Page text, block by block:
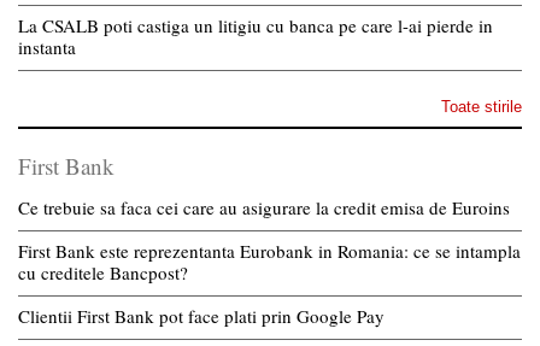
La CSALB poti castiga un litigiu cu banca pe care l-ai pierde in
instanta
Toate stirile
First Bank
Ce trebuie sa faca cei care au asigurare la credit emisa de Euroins
First Bank este reprezentanta Eurobank in Romania: ce se intampla
cu creditele Bancpost?
Clientii First Bank pot face plati prin Google Pay